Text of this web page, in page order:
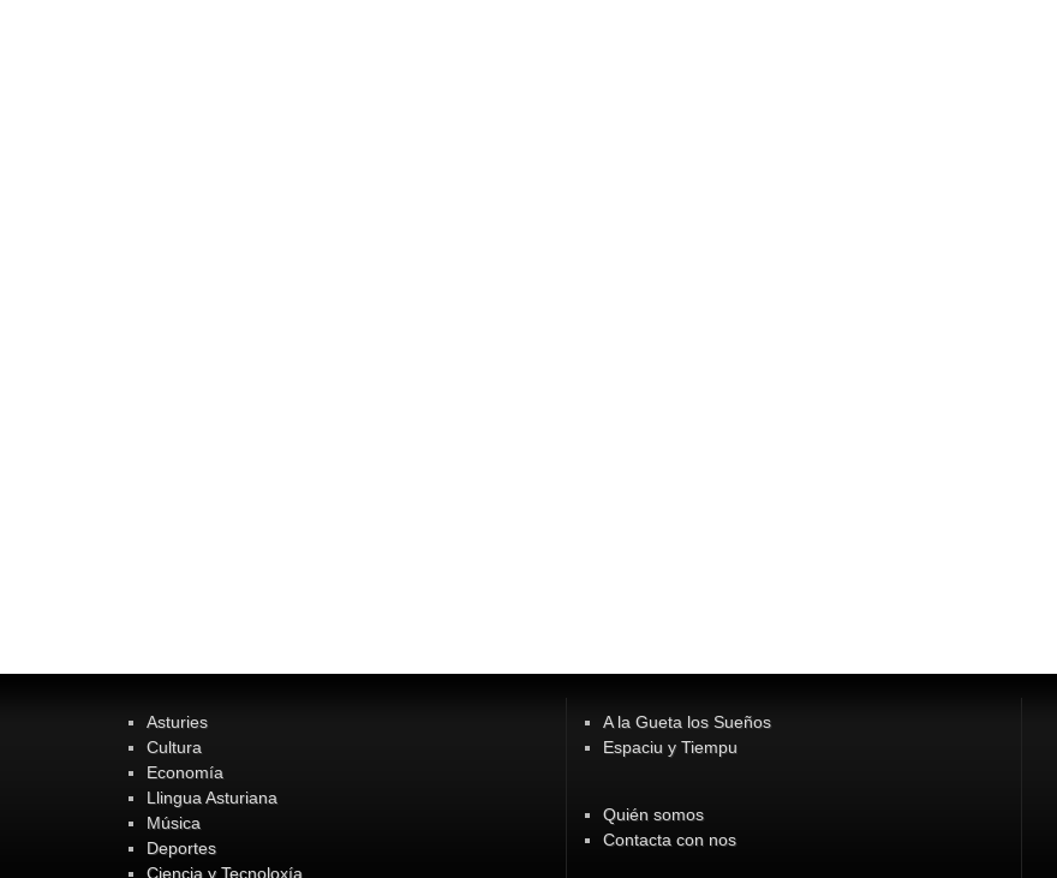
Asturies
Cultura
Economía
Llingua Asturiana
Música
Deportes
Ciencia y Tecnoloxía
A la Gueta los Sueños
Espaciu y Tiempu
Quién somos
Contacta con nos